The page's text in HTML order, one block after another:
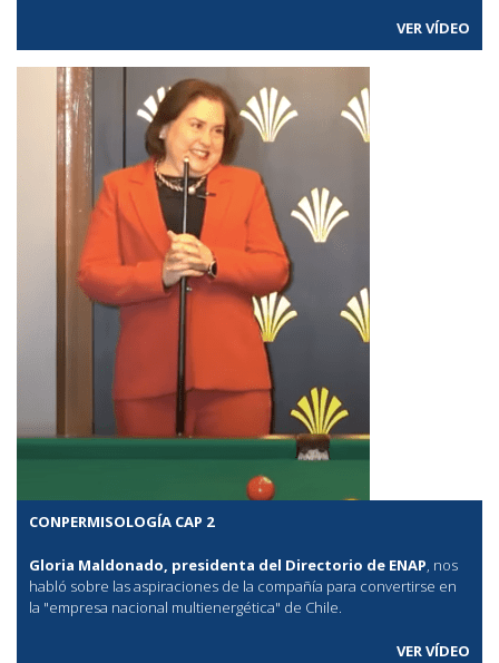
VER VÍDEO
CONPERMISOLOGÍA CAP 2
Gloria Maldonado, presidenta del Directorio de ENAP, nos
habló sobre las aspiraciones de la compañía para convertirse en
la "empresa nacional multienergética" de Chile.
VER VÍDEO